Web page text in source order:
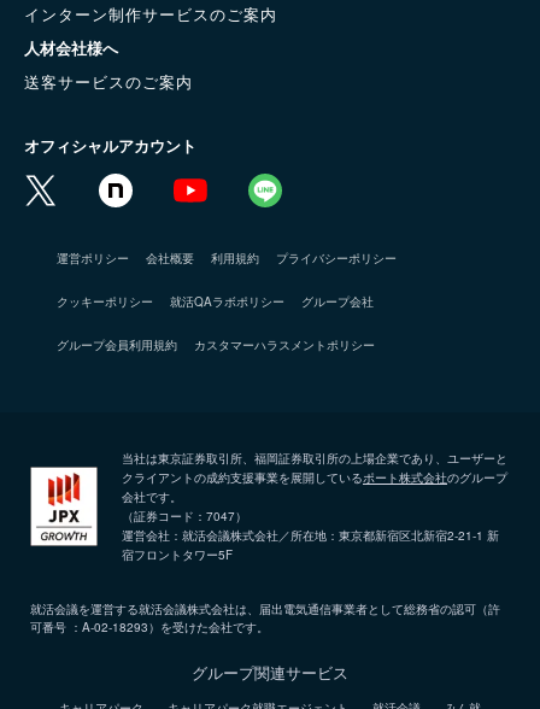
インターン制作サービスのご案内
人材会社様へ
送客サービスのご案内
オフィシャルアカウント
運営ポリシー 会社概要 利用規約 プライバシーポリシー
クッキーポリシー 就活QAラボポリシー グループ会社
グループ会員利用規約 カスタマーハラスメントポリシー
当社は東京証券取引所、福岡証券取引所の上場企業であり、ユーザーと
クライアントの成約支援事業を展開しているポート株式会社のグループ
会社です。
（証券コード：7047）
運営会社：就活会議株式会社／所在地：東京都新宿区北新宿2-21-1 新
宿フロントタワー5F
就活会議を運営する就活会議株式会社は、届出電気通信事業者として総務省の認可（許
可番号 ：A-02-18293）を受けた会社です。